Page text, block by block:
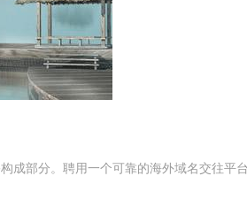
成部分。聘用一个可靠的海外域名交往平